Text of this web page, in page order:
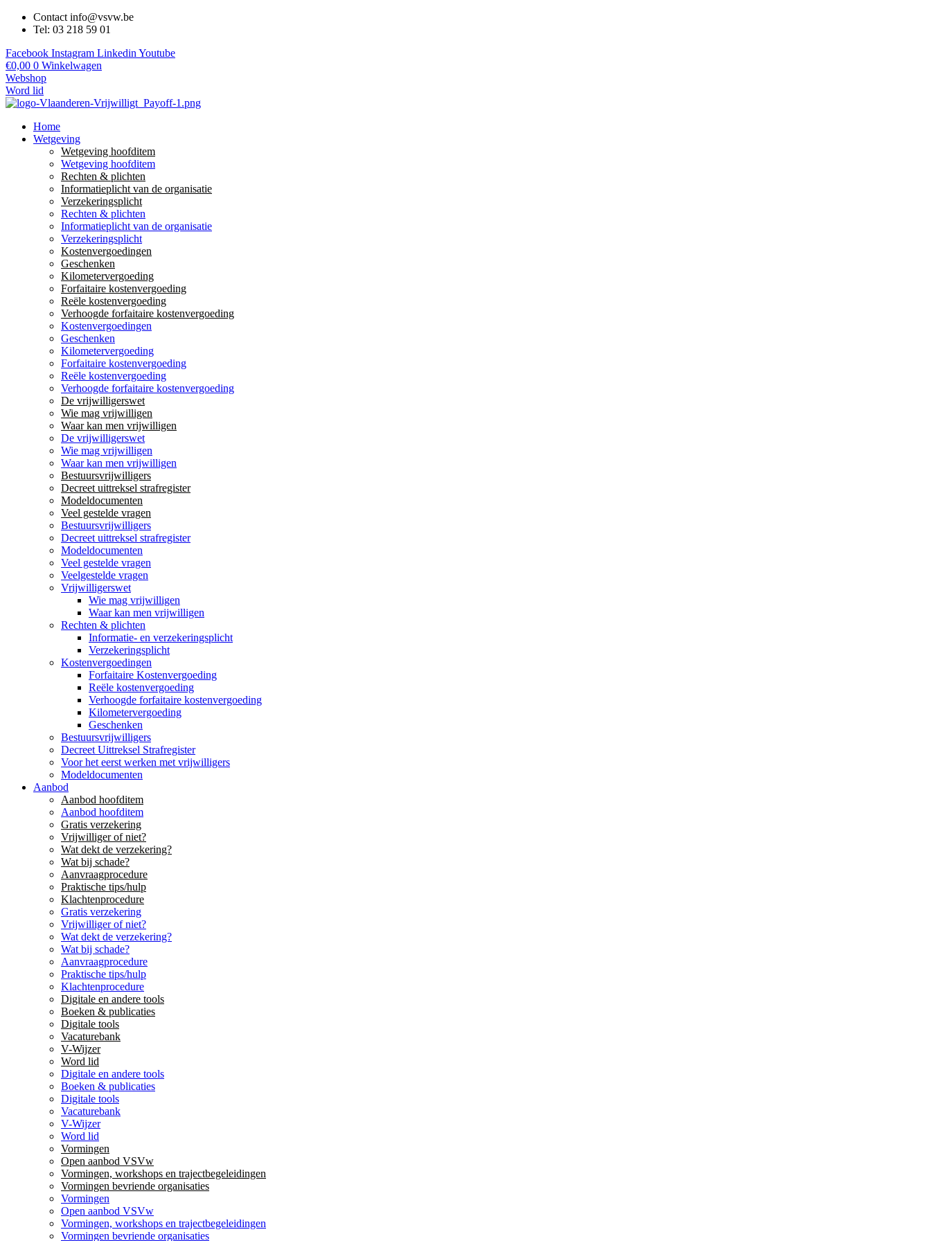
Contact info@vsvw.be
Tel: 03 218 59 01
Facebook Instagram Linkedin Youtube
€0,00 0 Winkelwagen
Webshop
Word lid
Home
Wetgeving
Wetgeving hoofditem
Wetgeving hoofditem
Rechten & plichten
Informatieplicht van de organisatie
Verzekeringsplicht
Rechten & plichten
Informatieplicht van de organisatie
Verzekeringsplicht
Kostenvergoedingen
Geschenken
Kilometervergoeding
Forfaitaire kostenvergoeding
Reële kostenvergoeding
Verhoogde forfaitaire kostenvergoeding
Kostenvergoedingen
Geschenken
Kilometervergoeding
Forfaitaire kostenvergoeding
Reële kostenvergoeding
Verhoogde forfaitaire kostenvergoeding
De vrijwilligerswet
Wie mag vrijwilligen
Waar kan men vrijwilligen
De vrijwilligerswet
Wie mag vrijwilligen
Waar kan men vrijwilligen
Bestuursvrijwilligers
Decreet uittreksel strafregister
Modeldocumenten
Veel gestelde vragen
Bestuursvrijwilligers
Decreet uittreksel strafregister
Modeldocumenten
Veel gestelde vragen
Veelgestelde vragen
Vrijwilligerswet
Wie mag vrijwilligen
Waar kan men vrijwilligen
Rechten & plichten
Informatie- en verzekeringsplicht
Verzekeringsplicht
Kostenvergoedingen
Forfaitaire Kostenvergoeding
Reële kostenvergoeding
Verhoogde forfaitaire kostenvergoeding
Kilometervergoeding
Geschenken
Bestuursvrijwilligers
Decreet Uittreksel Strafregister
Voor het eerst werken met vrijwilligers
Modeldocumenten
Aanbod
Aanbod hoofditem
Aanbod hoofditem
Gratis verzekering
Vrijwilliger of niet?
Wat dekt de verzekering?
Wat bij schade?
Aanvraagprocedure
Praktische tips/hulp
Klachtenprocedure
Gratis verzekering
Vrijwilliger of niet?
Wat dekt de verzekering?
Wat bij schade?
Aanvraagprocedure
Praktische tips/hulp
Klachtenprocedure
Digitale en andere tools
Boeken & publicaties
Digitale tools
Vacaturebank
V-Wijzer
Word lid
Digitale en andere tools
Boeken & publicaties
Digitale tools
Vacaturebank
V-Wijzer
Word lid
Vormingen
Open aanbod VSVw
Vormingen, workshops en trajectbegeleidingen
Vormingen bevriende organisaties
Vormingen
Open aanbod VSVw
Vormingen, workshops en trajectbegeleidingen
Vormingen bevriende organisaties